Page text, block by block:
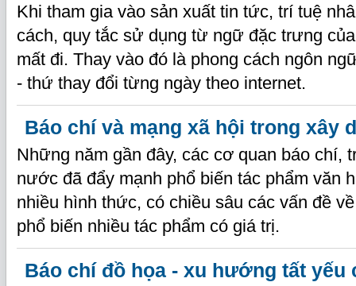
Khi tham gia vào sản xuất tin tức, trí tuệ
cách, quy tắc sử dụng từ ngữ đặc trưng
mất đi. Thay vào đó là phong cách ngôn
- thứ thay đổi từng ngày theo internet.
Báo chí và mạng xã hội trong xây
Những năm gần đây, các cơ quan báo chí,
nước đã đẩy mạnh phổ biến tác phẩm văn
nhiều hình thức, có chiều sâu các vấn đề
phổ biến nhiều tác phẩm có giá trị.
Báo chí đồ họa - xu hướng tất yếu